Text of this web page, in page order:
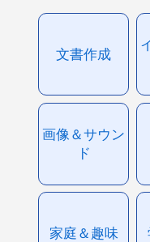
文書作成
画像＆サウン
ド
家庭＆趣味